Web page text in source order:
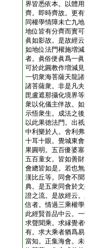
界皆悉依本。以體
齊。即時齊故。更
同權學情障未亡九
地位皆有分齊而實
眞如影故。是故經
如地位法門權施増
者。眞俗便眞爲一
可於此圓教作増減
一切衆海菩薩天龍
諸菩薩衆。非是凡
毘盧遮那攝化境界
衆以化儀主伴故。
示悟衆生。成法之
以此果徳法門。出
中利樂於人。舍利
十耳十眼。覺城東
果圓明。五百優婆
五百童女。皆如善
會總皆如是。若也
漢比丘等。同會不
典。是五衆同會於
證之流。是故經云
信者。情過三乘權
此經賢首品中云。
求聲聞乘。求縁覺
有。求大乘者猶爲
當知。正集海會。